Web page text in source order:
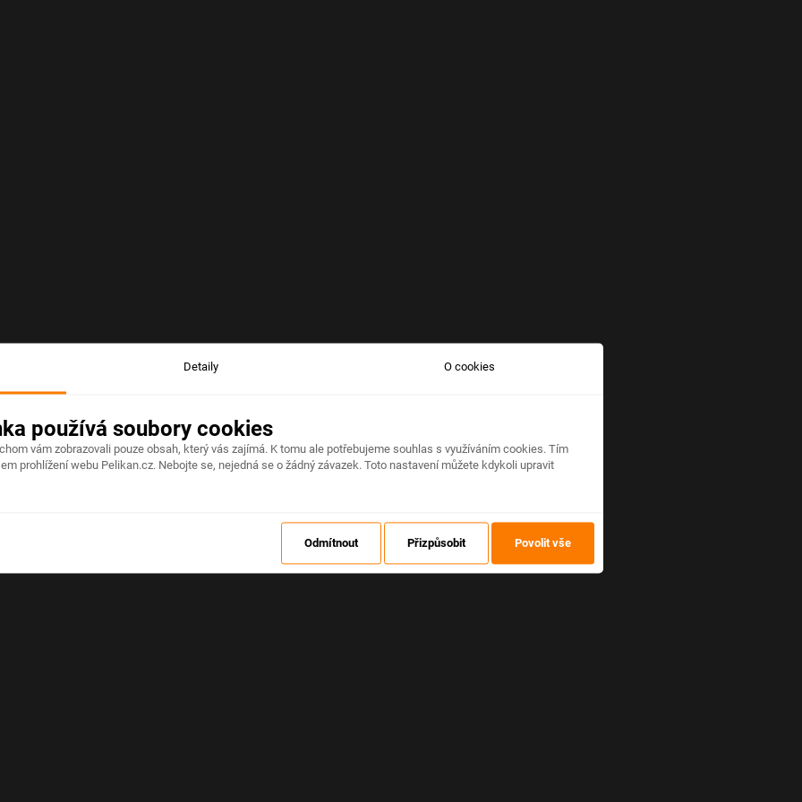
Na stránce došlo k neočekávané chybě
Detaily O cookies
používá soubory cookies
vám zobrazovali pouze obsah, který vás zajímá. K tomu ale potřebujeme souhlas s využíváním cookies. Tím
prohlížení webu Pelikan.cz. Nebojte se, nejedná se o žádný závazek. Toto nastavení můžete kdykoli upravit
Odmítnout Přizpůsobit Povolit vše